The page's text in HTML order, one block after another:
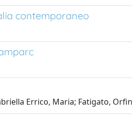
contemporaneo
Errico, Maria; Fatigato,